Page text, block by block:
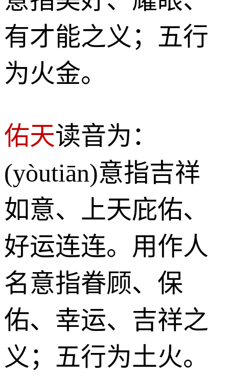
有才能之义；五行
为火金。
佑天读音为：
(yòutiān)意指吉祥
如意、上天庇佑、
好运连连。用作人
名意指眷顾、保
佑、幸运、吉祥之
义；五行为土火。